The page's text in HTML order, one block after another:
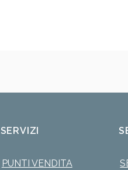
SERVIZI
PUNTI VENDITA